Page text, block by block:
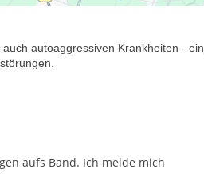
autoaggressiven Krankheiten - ein,
aufs Band. Ich melde mich